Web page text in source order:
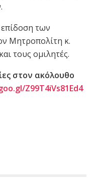
των
Μητροπολίτη κ.
τους ομιλητές.
στον ακόλουθο
Z99T4iVs81Ed4